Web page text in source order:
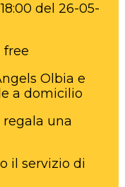
del 26-05-
free
Olbia e
a domicilio
una
il servizio di